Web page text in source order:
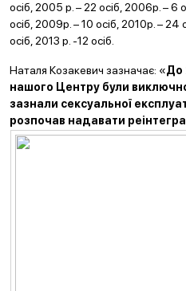
осіб, 2005 р. – 22 осіб, 2006р. – 6
осіб, 2009р. – 10 осіб, 2010р. – 24
осіб, 2013 р. -12 осіб.
Наталя Козакевич зазначає: «До
нашого Центру були виключно
зазнали сексуальної
розпочав надавати реін